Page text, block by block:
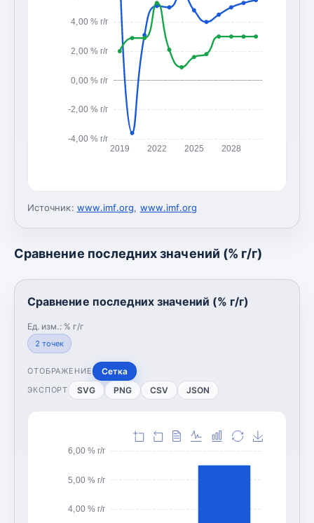
-4,00 % г/г
-2,00 % г/г
0,00 % г/г
2,00 % г/г
4,00 % г/г
2019 2022 2025 2028
Источник: www.imf.org, www.imf.org
Сравнение последних значений (% г/г)
Сравнение последних значений (% г/г)
Ед. изм.: % г/г
2 точек
ОТОБРАЖЕНИЕ Сетка
ЭКСПОРТ SVG PNG CSV JSON
4,00 % г/г
5,00 % г/г
6,00 % г/г